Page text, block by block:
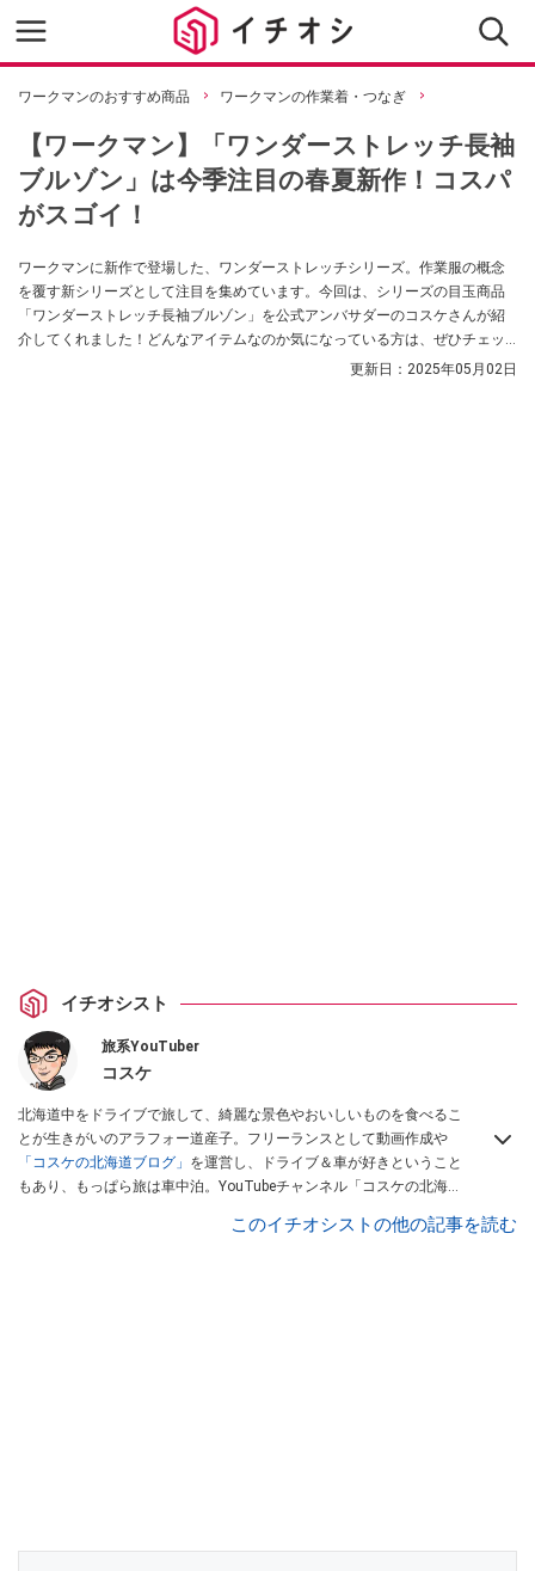
ワークマンのおすすめ商品 ワークマンの作業着・つなぎ
【ワークマン】「ワンダーストレッチ長袖
ブルゾン」は今季注目の春夏新作！コスパ
がスゴイ！
ワークマンに新作で登場した、ワンダーストレッチシリーズ。作業服の概念
を覆す新シリーズとして注目を集めています。今回は、シリーズの目玉商品
「ワンダーストレッチ長袖ブルゾン」を公式アンバサダーのコスケさんが紹
介してくれました！どんなアイテムなのか気になっている方は、ぜひチェッ
更新日： 2025年05月02日
イチオシスト
旅系YouTuber
コスケ
北海道中をドライブで旅して、綺麗な景色やおいしいものを食べるこ
とが生きがいのアラフォー道産子。フリーランスとして動画作成や
「コスケの北海道ブログ」 を運営し、ドライブ＆車が好きということ
もあり、もっぱら旅は車中泊。YouTubeチャンネル「コスケの北海道
子、旅だけではなく車のレポートなども配信中。このイチオシストの他の記事を読む